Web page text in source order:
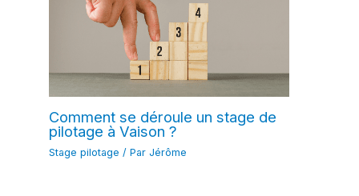
Comment se déroule un stage de
pilotage à Vaison ?
Stage pilotage / ParJérôme